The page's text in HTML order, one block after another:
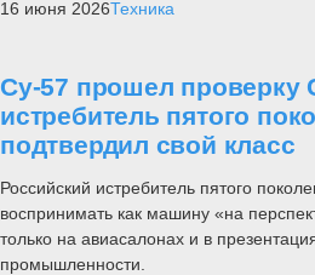
16 июня 2026Техника
Су-57 прошел проверку
истребитель пятого
подтвердил свой класс
Российский истребитель пятого
воспринимать как машину «на
только на авиасалонах и в
промышленности.